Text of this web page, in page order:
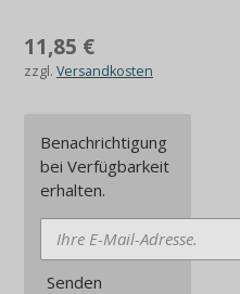
11,85 €
zzgl. Versandkosten
Benachrichtigung
bei Verfügbarkeit
erhalten.
Senden